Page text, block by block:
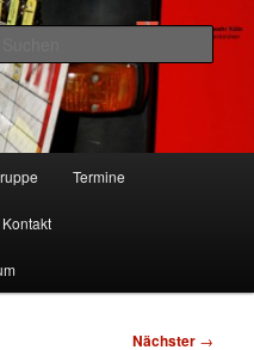
Rodenkirchen
Termine
Kontakt
Nächster →